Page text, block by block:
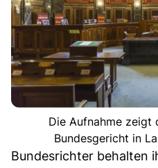
Die Aufnahme zeigt
Bundesgericht in
Bundesrichter behalten